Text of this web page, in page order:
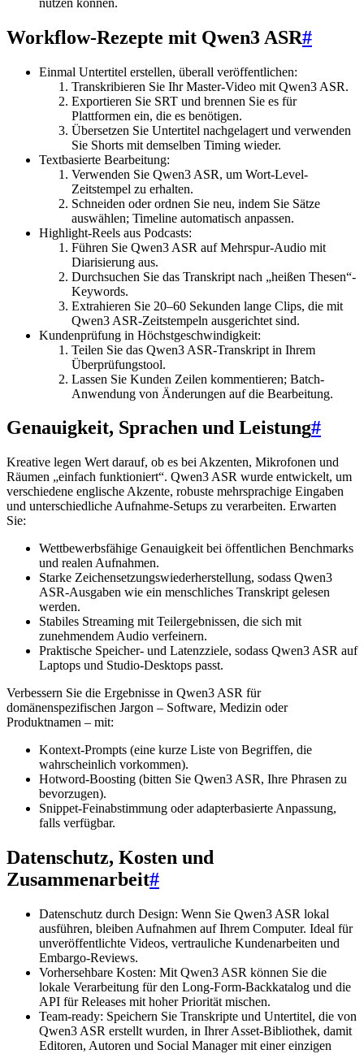
Workflow-Rezepte mit Qwen3 ASR#
Einmal Untertitel erstellen, überall veröffentlichen:
Transkribieren Sie Ihr Master-Video mit Qwen3 ASR.
Exportieren Sie SRT und brennen Sie es für
Plattformen ein, die es benötigen.
Übersetzen Sie Untertitel nachgelagert und verwenden
Sie Shorts mit demselben Timing wieder.
Textbasierte Bearbeitung:
Verwenden Sie Qwen3 ASR, um Wort-Level-
Zeitstempel zu erhalten.
Schneiden oder ordnen Sie neu, indem Sie Sätze
auswählen; Timeline automatisch anpassen.
Highlight-Reels aus Podcasts:
Führen Sie Qwen3 ASR auf Mehrspur-Audio mit
Diarisierung aus.
Durchsuchen Sie das Transkript nach „heißen Thesen“-
Keywords.
Extrahieren Sie 20–60 Sekunden lange Clips, die mit
Qwen3 ASR-Zeitstempeln ausgerichtet sind.
Kundenprüfung in Höchstgeschwindigkeit:
Teilen Sie das Qwen3 ASR-Transkript in Ihrem
Überprüfungstool.
Lassen Sie Kunden Zeilen kommentieren; Batch-
Anwendung von Änderungen auf die Bearbeitung.
Genauigkeit, Sprachen und Leistung#
Kreative legen Wert darauf, ob es bei Akzenten, Mikrofonen und
Räumen „einfach funktioniert“. Qwen3 ASR wurde entwickelt, um
verschiedene englische Akzente, robuste mehrsprachige Eingaben
und unterschiedliche Aufnahme-Setups zu verarbeiten. Erwarten
Sie:
Wettbewerbsfähige Genauigkeit bei öffentlichen Benchmarks
und realen Aufnahmen.
Starke Zeichensetzungswiederherstellung, sodass Qwen3
ASR-Ausgaben wie ein menschliches Transkript gelesen
werden.
Stabiles Streaming mit Teilergebnissen, die sich mit
zunehmendem Audio verfeinern.
Praktische Speicher- und Latenzziele, sodass Qwen3 ASR auf
Laptops und Studio-Desktops passt.
Verbessern Sie die Ergebnisse in Qwen3 ASR für
domänenspezifischen Jargon – Software, Medizin oder
Produktnamen – mit:
Kontext-Prompts (eine kurze Liste von Begriffen, die
wahrscheinlich vorkommen).
Hotword-Boosting (bitten Sie Qwen3 ASR, Ihre Phrasen zu
bevorzugen).
Snippet-Feinabstimmung oder adapterbasierte Anpassung,
falls verfügbar.
Datenschutz, Kosten und
Zusammenarbeit#
Datenschutz durch Design: Wenn Sie Qwen3 ASR lokal
ausführen, bleiben Aufnahmen auf Ihrem Computer. Ideal für
unveröffentlichte Videos, vertrauliche Kundenarbeiten und
Embargo-Reviews.
Vorhersehbare Kosten: Mit Qwen3 ASR können Sie die
lokale Verarbeitung für den Long-Form-Backkatalog und die
API für Releases mit hoher Priorität mischen.
Team-ready: Speichern Sie Transkripte und Untertitel, die von
Qwen3 ASR erstellt wurden, in Ihrer Asset-Bibliothek, damit
Editoren, Autoren und Social Manager mit einer einzigen